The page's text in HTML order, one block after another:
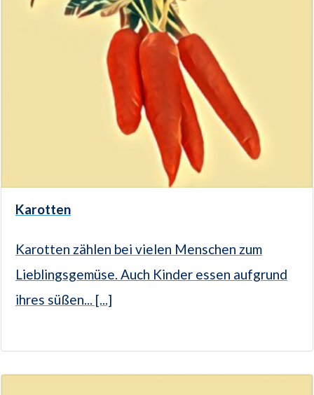
Karotten
Karotten zählen bei vielen Menschen zum
Lieblingsgemüse. Auch Kinder essen aufgrund
ihres süßen... [...]